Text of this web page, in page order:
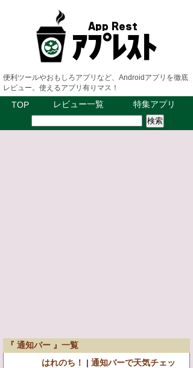
便利ツールやおもしろアプリなど、Androidアプリを徹底
レビュー。使えるアプリ有りマス！
TOP レビュー一覧 特集アプリ
『 通知バー 』一覧
はれのち！ | 通知バーで天気チェッ